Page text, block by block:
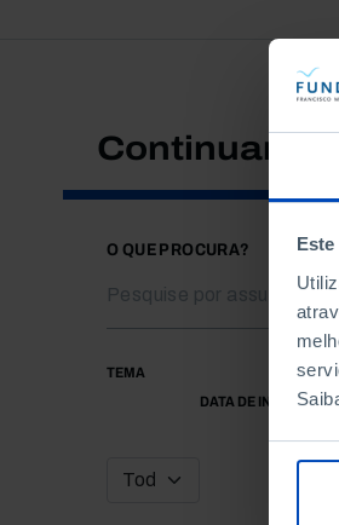
Continuar a
O QUE PROCURA?
TEMA
DATA DE INÍCIO